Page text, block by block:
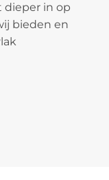
dieper in op
bieden en